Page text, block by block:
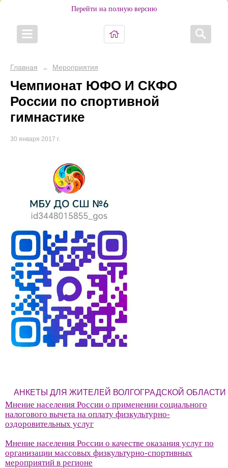
Перейти на полную версию
Главная → Мероприятия
Чемпионат ЮФО И СКФО
России по спортивной
гимнастике
30 января 2017 г.
АНКЕТЫ ДЛЯ ЖИТЕЛЕЙ ВОЛГОГРАДСКОЙ ОБЛАСТИ
Мнение населения России о применении социального
налогового вычета на оплату физкультурно-
оздоровительных услуг
Мнение населения России о качестве оказания услуг по
организации массовых физкультурно-спортивных
мероприятий в регионе